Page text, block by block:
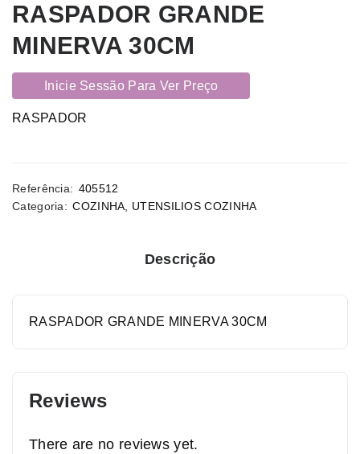
RASPADOR GRANDE
MINERVA 30CM
Inicie Sessão Para Ver Preço
RASPADOR
Referência: 405512
Categoria: COZINHA UTENSILIOS COZINHA
Descrição
RASPADOR GRANDE MINERVA 30CM
Reviews
There are no reviews yet.